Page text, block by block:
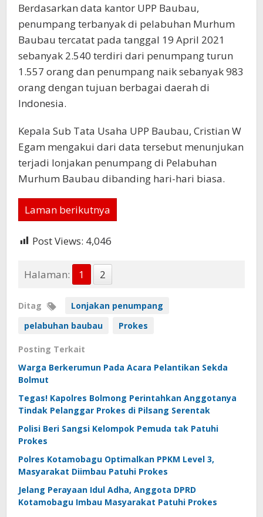
Berdasarkan data kantor UPP Baubau,
penumpang terbanyak di pelabuhan Murhum
Baubau tercatat pada tanggal 19 April 2021
sebanyak 2.540 terdiri dari penumpang turun
1.557 orang dan penumpang naik sebanyak 983
orang dengan tujuan berbagai daerah di
Indonesia.
Kepala Sub Tata Usaha UPP Baubau, Cristian W
Egam mengakui dari data tersebut menunjukan
terjadi lonjakan penumpang di Pelabuhan
Murhum Baubau dibanding hari-hari biasa.
Laman berikutnya
Post Views: 4,046
Halaman: 1 2
Ditag
Lonjakan penumpang
pelabuhan baubau
Prokes
Posting Terkait
Warga Berkerumun Pada Acara Pelantikan Sekda
Bolmut
Tegas! Kapolres Bolmong Perintahkan Anggotanya
Tindak Pelanggar Prokes di Pilsang Serentak
Polisi Beri Sangsi Kelompok Pemuda tak Patuhi
Prokes
Polres Kotamobagu Optimalkan PPKM Level 3,
Masyarakat Diimbau Patuhi Prokes
Jelang Perayaan Idul Adha, Anggota DPRD
Kotamobagu Imbau Masyarakat Patuhi Prokes